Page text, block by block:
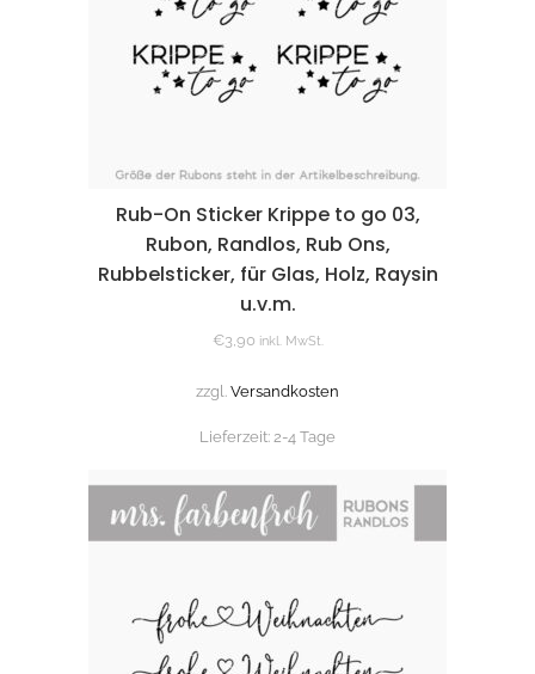
Rub-On Sticker Krippe to go 03,
Rubon, Randlos, Rub Ons,
Rubbelsticker, für Glas, Holz, Raysin
u.v.m.
€3,90 inkl. MwSt.
zzgl. Versandkosten
Lieferzeit: 2-4 Tage